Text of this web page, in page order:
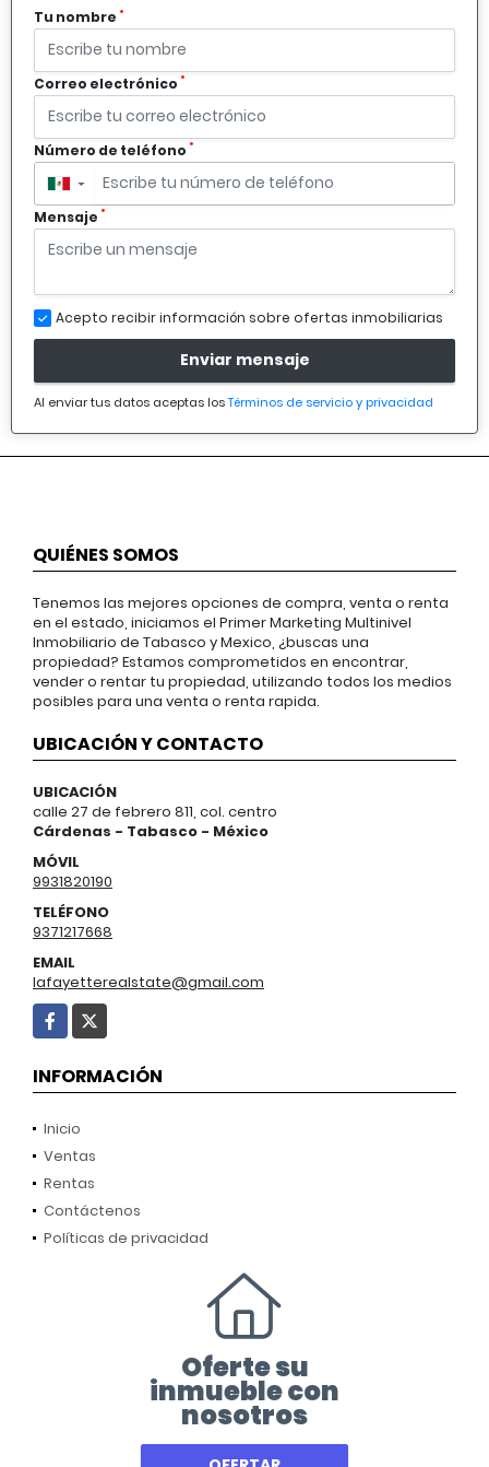
Tu nombre *
Correo electrónico *
Número de teléfono *
▼
Mensaje *
Acepto recibir información sobre ofertas inmobiliarias
Enviar mensaje
Al enviar tus datos aceptas losTérminos de servicio y privacidad
QUIÉNES SOMOS
Tenemos las mejores opciones de compra, venta o renta
en el estado, iniciamos el Primer Marketing Multinivel
Inmobiliario de Tabasco y Mexico, ¿buscas una
propiedad? Estamos comprometidos en encontrar,
vender o rentar tu propiedad, utilizando todos los medios
posibles para una venta o renta rapida.
UBICACIÓN Y CONTACTO
UBICACIÓN
calle 27 de febrero 811, col. centro
Cárdenas - Tabasco - México
MÓVIL
9931820190
TELÉFONO
9371217668
EMAIL
lafayetterealstate@gmail.com
Facebook
X
INFORMACIÓN
Inicio
Ventas
Rentas
Contáctenos
Políticas de privacidad
Oferte su
inmueble con
nosotros